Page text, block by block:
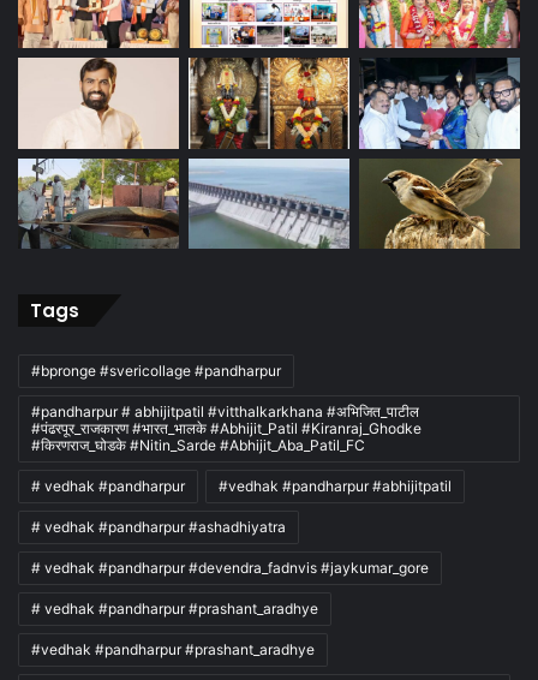
Tags
#bpronge #svericollage #pandharpur
#pandharpur # abhijitpatil #vitthalkarkhana #अभिजित_पाटील
#पंढरपूर_राजकारण #भारत_भालके #Abhijit_Patil #Kiranraj_Ghodke
#किरणराज_घोडके #Nitin_Sarde #Abhijit_Aba_Patil_FC
# vedhak #pandharpur #vedhak #pandharpur #abhijitpatil
# vedhak #pandharpur #ashadhiyatra
# vedhak #pandharpur #devendra_fadnvis #jaykumar_gore
# vedhak #pandharpur #prashant_aradhye
#vedhak #pandharpur #prashant_aradhye